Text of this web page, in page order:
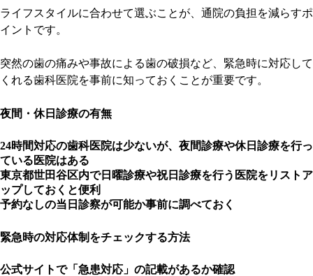
ライフスタイルに合わせて選ぶことが、通院の負担を減らすポ
イントです。
突然の歯の痛みや事故による歯の破損など、緊急時に対応して
くれる歯科医院を事前に知っておくことが重要です。
夜間・休日診療の有無
24時間対応の歯科医院は少ないが、夜間診療や休日診療を行っ
ている医院はある
東京都世田谷区内で日曜診療や祝日診療を行う医院をリストア
ップしておくと便利
予約なしの当日診察が可能か事前に調べておく
緊急時の対応体制をチェックする方法
公式サイトで「急患対応」の記載があるか確認